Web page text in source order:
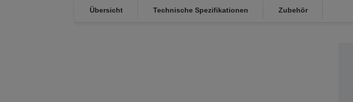
Übersicht Technische Spezifikationen Zubehör